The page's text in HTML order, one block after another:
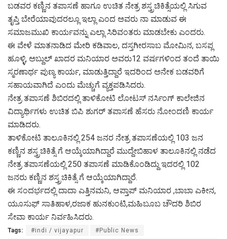
ಬಡವರ ಕಣ್ಣಿನ ತಪಾಸಣೆ ಹಾಗೂ ಉಚಿತ ನೇತ್ರ ಶಸ್ತ್ರಚಿಕಿತ್ಸೆಯಲ್ಲಿ ಸಿಗುವ
ತೃಪ್ತಿ ಬೇರೆಯಾವುದರಲ್ಲೂ ಇಲ್ಲಾ ಎಂದ ಅವರು ನಾ ಮಾಡುವ ಈ
ಸಮಾಜಮುಖಿ ಕಾರ್ಯವನ್ನು ಎಲ್ಲಾ ಸಿರಿವಂತರು ಮಾಡಬೇಕು ಎಂದರು.
ಈ ವೇಳೆ ಮಾತನಾಡಿದ ಮೇರಿ‌ ಕಡಿವಾಲ, ದಸ್ತಗೀರಸಾಬ ಮೋಮಿನ, ಬಸಪ್ಲ
ಹೂಳ್ಳಿ, ಅಬ್ದುಲ್ ಖಾದರ ಮನಿಯಾರ ಅವರು12 ವರ್ಷಗಳಿಂದ ತಂದೆ ತಾಯಿ
ಸ್ಮರಣಾರ್ಥ ಪುಣ್ಯ ಕಾರ್ಯ, ಮಾಡುತ್ತಿದ್ದಾರೆ ಇದರಿಂದ ಅನೇಕ ಬಡವರಿಗೆ
ಸಹಾಯವಾಗಿದೆ ಎಂದು ಮೆಚ್ಚುಗೆ ವ್ಯಕ್ತಪಡಿಸಿದರು.
ನೇತ್ರ ತಪಾಸಣೆ ಶಿಬಿರದಲ್ಲಿ ತಾಳಿಕೋಟಿ ಲೋಟಸ್ ನರ್ಸಿಂಗ್ ಕಾಲೇಜಿನ
ವಿದ್ಯಾರ್ಥಿಗಳು ಉಚಿತ ಬಿಪಿ ಶುಗರ್ ತಪಾಸಣೆ ಹೆಸರು ನೋಂದಣಿ ಕಾರ್ಯ
ಮಾಡಿದರು.
ತಾಳಿಕೋಟಿ ತಾಲೂಕಿನಲ್ಲಿ 254 ಜನರ ನೇತ್ರ ತಪಾಸಣೆಯಲ್ಲಿ 103 ಜನ
ಕಣ್ಣಿನ ಶಸ್ತ್ರಚಿಕಿತ್ಸೆ ಗೆ ಆಯ್ಕೆಯಾಗಿದ್ದಾರೆ ಮುದ್ದೇಬಿಹಾಳ ತಾಲೂಕಿನಲ್ಲಿ ನಡೆದ
ನೇತ್ರ ತಪಾಸಣೆಯಲ್ಲಿ 250 ತಪಾಸಣೆ ಮಾಡಿಕೊಂಡಿದ್ದು ಇದರಲ್ಲಿ 102
ಜನರು ಕಣ್ಣಿನ ಶಸ್ತ್ರಚಿಕಿತ್ಸೆ ಗೆ ಆಯ್ಕೆಯಾಗಿದ್ದಾರೆ.
ಈ ಸಂದರ್ಭದಲ್ಲಿ ದಾದಾ ಎತ್ತಿನಮನಿ, ಆಪ್ತಾಪ್ ಮನಿಯಾರ ,ಬಾಬಾ ಎಕೀನ,
ಯೂಸುಫ್ ಸಾತಿಹಾಳ,ರಜಾಕ ಹುನಕುಂಟಿ,ಮಹಿಬೂಬ ಚೌದರಿ ಶಿಬಿರ
ಸೇವಾ ಕಾರ್ಯ ನಿರ್ವಹಿಸಿದರು.
Tags: #indi / vijayapur
#Public News